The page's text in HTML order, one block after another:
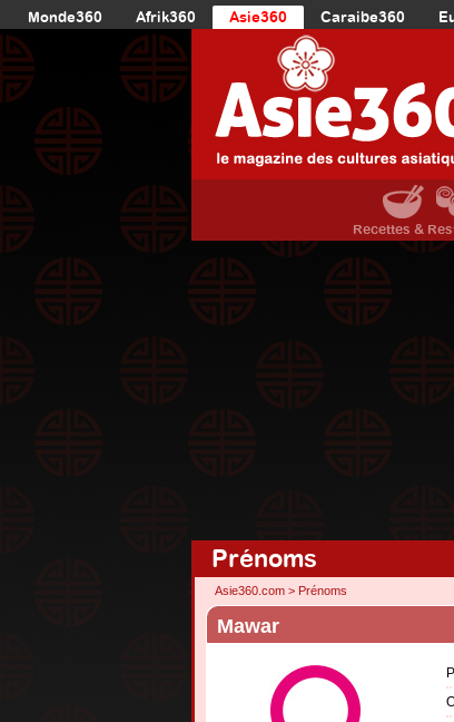
Monde360 Afrik360 Asie360 Caraibe360
Recettes &
Prénoms
Asie360.com > Prénoms
Mawar